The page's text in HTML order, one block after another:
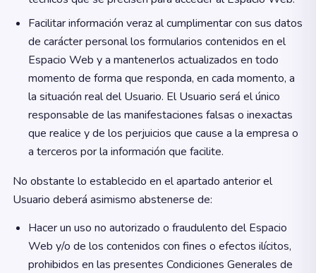
Facilitar información veraz al cumplimentar con sus datos
de carácter personal los formularios contenidos en el
Espacio Web y a mantenerlos actualizados en todo
momento de forma que responda, en cada momento, a
la situación real del Usuario. El Usuario será el único
responsable de las manifestaciones falsas o inexactas
que realice y de los perjuicios que cause a la empresa o
a terceros por la información que facilite.
No obstante lo establecido en el apartado anterior el
Usuario deberá asimismo abstenerse de:
Hacer un uso no autorizado o fraudulento del Espacio
Web y/o de los contenidos con fines o efectos ilícitos,
prohibidos en las presentes Condiciones Generales de